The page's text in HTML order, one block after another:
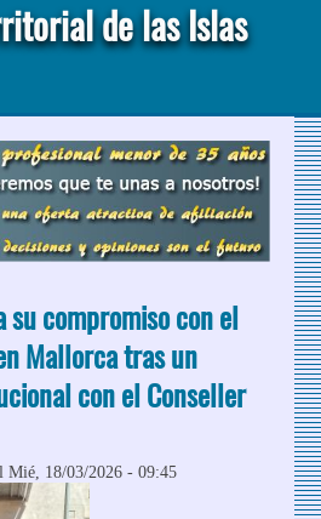
de las Islas
su compromiso con el
Mallorca tras un
con el Conseller
Mié, 18/03/2026 - 09:45